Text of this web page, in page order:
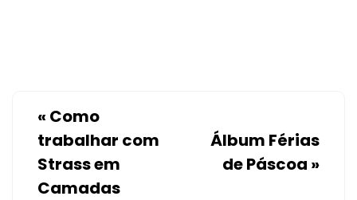
« Como
trabalhar com
Strass em
Camadas
Álbum Férias
de Páscoa »